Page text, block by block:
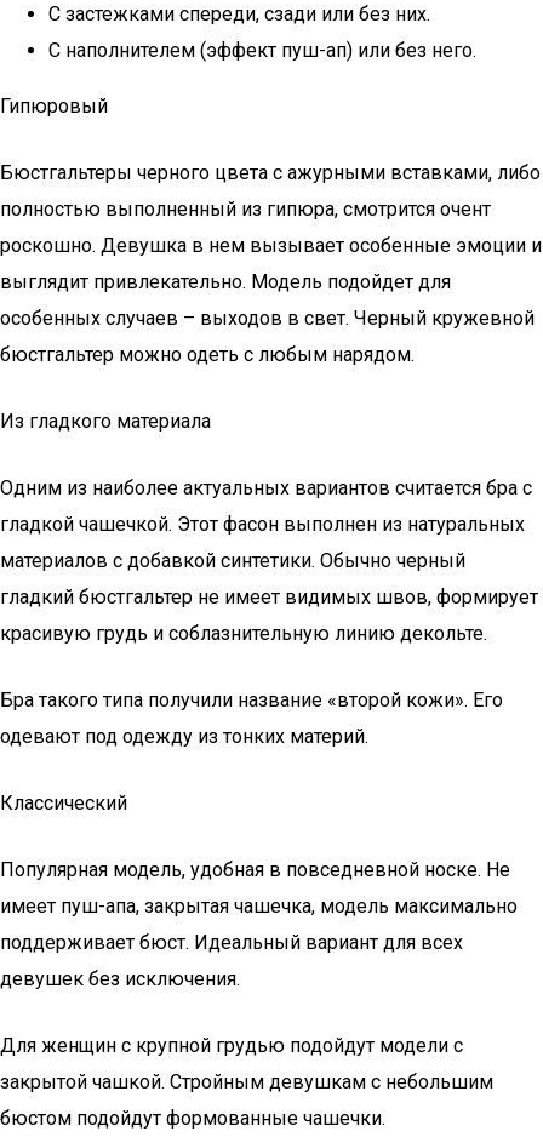
С застежками спереди, сзади или без них.
С наполнителем (эффект пуш-ап) или без него.
Гипюровый
Бюстгальтеры черного цвета с ажурными вставками, либо
полностью выполненный из гипюра, смотрится очент
роскошно. Девушка в нем вызывает особенные эмоции и
выглядит привлекательно. Модель подойдет для
особенных случаев – выходов в свет. Черный кружевной
бюстгальтер можно одеть с любым нарядом.
Из гладкого материала
Одним из наиболее актуальных вариантов считается бра с
гладкой чашечкой. Этот фасон выполнен из натуральных
материалов с добавкой синтетики. Обычно черный
гладкий бюстгальтер не имеет видимых швов, формирует
красивую грудь и соблазнительную линию декольте.
Бра такого типа получили название «второй кожи». Его
одевают под одежду из тонких материй.
Классический
Популярная модель, удобная в повседневной носке. Не
имеет пуш-апа, закрытая чашечка, модель максимально
поддерживает бюст. Идеальный вариант для всех
девушек без исключения.
Для женщин с крупной грудью подойдут модели с
закрытой чашкой. Стройным девушкам с небольшим
бюстом подойдут формованные чашечки.